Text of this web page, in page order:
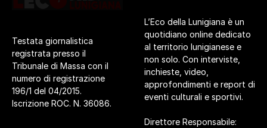
Testata giornalistica
registrata presso il
Tribunale di Massa con il
numero di registrazione
196/1 del 04/2015.
Iscrizione ROC. N. 36086.
L’Eco della Lunigiana è un
quotidiano online dedicato
al territorio lunigianese e
non solo. Con interviste,
inchieste, video,
approfondimenti e report di
eventi culturali e sportivi.
Direttore Responsabile: